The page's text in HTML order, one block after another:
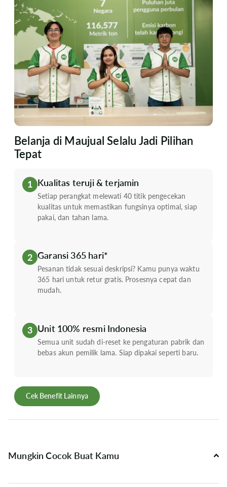
Belanja di Maujual Selalu Jadi Pilihan
Tepat
1 Kualitas teruji & terjamin
Setiap perangkat melewati 40 titik pengecekan
kualitas untuk memastikan fungsinya optimal, siap
pakai, dan tahan lama.
2 Garansi 365 hari*
Pesanan tidak sesuai deskripsi? Kamu punya waktu
365 hari untuk retur gratis. Prosesnya cepat dan
mudah.
3 Unit 100% resmi Indonesia
Semua unit sudah di-reset ke pengaturan pabrik dan
bebas akun pemilik lama. Siap dipakai seperti baru.
Cek Benefit Lainnya
Mungkin Cocok Buat Kamu